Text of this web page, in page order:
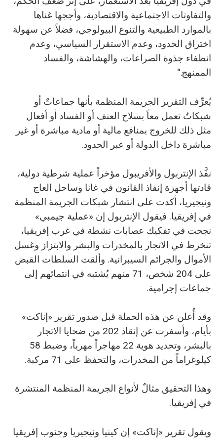
والتفاوتات الاجتماعية والاقتصادية، وأججها غناها
بالموارد الطبيعية والتنوع البيولوجي، فضلاً عن سهولة
اختراق الحدود، وعدم الاستقرار السياسي، وعدم
انطفاء جذوة الصراعات، والهشاشة، والفساد
الممنهج.“
يُعرِّف التقرير الجريمة المنظمة بأنها جماعاتٌ أو
شبكاتٌ تعمل معاً بسلاح العنف أو الفساد أو أفعال
مثل ذلك للخروج بمنافع مالية أو مادية مباشرة أو غير
مباشرة داخل الدولة أو عبر الحدود.
نفَّذ الإنتربول والأفريبول مؤخراً عملية شرطية دولية،
قادتها أجهزة إنفاذ القانون في غانا وساحل العاج
ونيجيريا، أكدت على انتشار شبكات الجريمة المنظمة
في إفريقيا. فيقول الإنتربول إن «عملية جيمبي»
نجحت في تفكيك عصابات نشطة في غرب إفريقيا،
تنخرط في الاتجار بالمخدرات والبشر والابتزاز وغسل
الأموال والجرائم السيبرانية. وألقت السلطات القبض
على 204 شخص، 71 منهم يُشتبه في انتمائهم إلى
جماعات إجرامية.
وقد أُعلن عن هذه الحملة قبل صدور تقرير «إناكت»
بأيام، وأسفرت عن إنقاذ 202 من ضحايا الاتجار
بالبشر، وتحديد هوية 22 مهاجراً مهرباً، وضبط 58
كيلوغراماً من المخدرات، والتحفظ على 71 مركبة.
وهذا التحقيق مثالٌ لأنواع الجريمة المنظمة المنتشرة
في إفريقيا.
ويقول تقرير «إناكت» إن كينيا ونيجيريا وجنوب إفريقيا